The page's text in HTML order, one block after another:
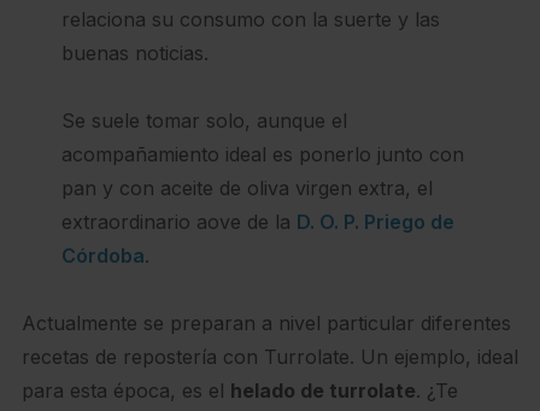
relaciona su consumo con la suerte y las
buenas noticias.
Se suele tomar solo, aunque el
acompañamiento ideal es ponerlo junto con
pan y con aceite de oliva virgen extra, el
extraordinario aove de la D. O. P. Priego de
Córdoba.
Actualmente se preparan a nivel particular diferentes
recetas de repostería con Turrolate. Un ejemplo, ideal
para esta época, es el helado de turrolate. ¿Te